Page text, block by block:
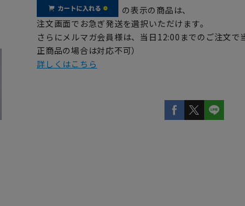
の表示の商品は、
注文画面でお急ぎ発送を選択いただけます。
さらにメルマガ会員様は、当日12:00までのご注文で
正商品の場合は対応不可）
詳しくはこちら